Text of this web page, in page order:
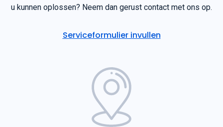
u kunnen oplossen? Neem dan gerust contact met ons op.
Serviceformulier invullen